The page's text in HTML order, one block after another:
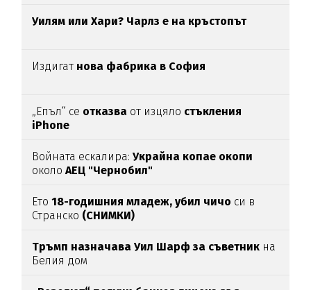
Уилям или Хари? Чарлз е на кръстопът
Издигат нова фабрика в София
„Епъл“ се отказва от изцяло стъкления
iPhone
Войната ескалира:Украйна копае окопи
около АЕЦ "Чернобил"
Ето18-годишния младеж, убил чичо си в
Странско (СНИМКИ)
Тръмп назначава Уил Шарф за съветник на
Белия дом